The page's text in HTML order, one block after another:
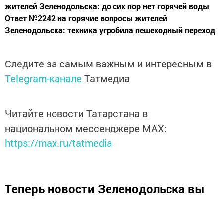
жителей Зеленодольска: до сих пор нет горячей воды
Ответ №2242 на горячие вопросы жителей
Зеленодольска: техника угробила пешеходный переход
Следите за самым важным и интересным в
Telegram-канале Татмедиа
Читайте новости Татарстана в
национальном мессенджере MАХ:
https://max.ru/tatmedia
Теперь новости Зеленодольска вы